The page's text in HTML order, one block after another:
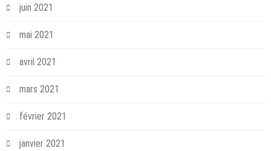
juin 2021
mai 2021
avril 2021
mars 2021
février 2021
janvier 2021